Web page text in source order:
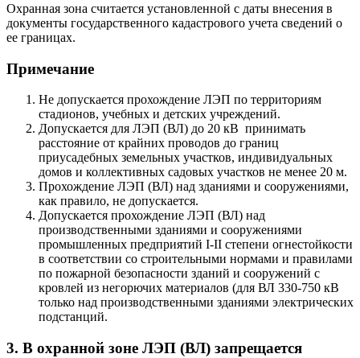
Охранная зона считается установленной с даты внесения в
документы государственного кадастрового учета сведений о
ее границах.
Примечание
Не допускается прохождение ЛЭП по территориям
стадионов, учебных и детских учреждений.
Допускается для ЛЭП (ВЛ) до 20 кВ принимать
расстояние от крайних проводов до границ
приусадебных земельных участков, индивидуальных
домов и коллективных садовых участков не менее 20 м.
Прохождение ЛЭП (ВЛ) над зданиями и сооружениями,
как правило, не допускается.
Допускается прохождение ЛЭП (ВЛ) над
производственными зданиями и сооружениями
промышленных предприятий I-II степени огнестойкости
в соответствии со строительными нормами и правилами
по пожарной безопасности зданий и сооружений с
кровлей из негорючих материалов (для ВЛ 330-750 кВ
только над производственными зданиями электрических
подстанций.
3. В охранной зоне ЛЭП (ВЛ) запрещается